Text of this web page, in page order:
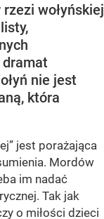
wołyńskiej
nie jest
która
jest porażająca
Mordów
im nadać
Tak jak
o miłości dzieci